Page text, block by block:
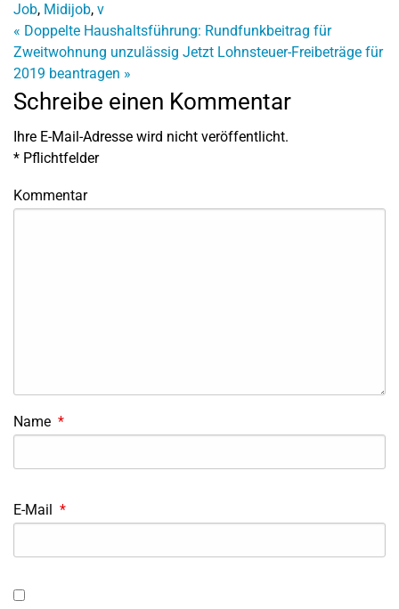
Job, Midijob, v
« Doppelte Haushaltsführung: Rundfunkbeitrag für
Zweitwohnung unzulässig Jetzt Lohnsteuer-Freibeträge für
2019 beantragen »
Schreibe einen Kommentar
Ihre E-Mail-Adresse wird nicht veröffentlicht.
* Pflichtfelder
Kommentar
Name *
E-Mail *